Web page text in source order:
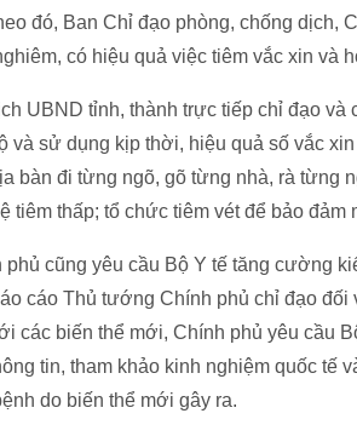
đó, Ban Chỉ đạo phòng, chống
có hiệu quả việc tiêm vắc xin và
UBND tỉnh, thành trực tiếp chỉ đạo và
và sử dụng kịp thời, hiệu quả số vắc
bàn đi từng ngõ, gõ từng nhà, rà từng
tiêm thấp; tổ chức tiêm vét để bảo đảm
phủ cũng yêu cầu Bộ Y tế tăng cường
cáo Thủ tướng Chính phủ chỉ đạo
các biến thể mới, Chính phủ yêu cầu
tin, tham khảo kinh nghiệm quốc tế
do biến thể mới gây ra.